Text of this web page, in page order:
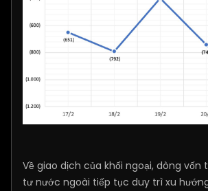
Về giao dịch của khối ngoại, dòng vốn
tư nước ngoài tiếp tục duy trì xu